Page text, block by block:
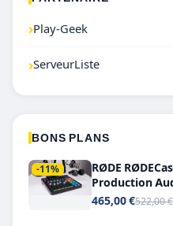
›Play-Geek
›ServeurListe
BONS PLANS
-11%
RØDE
Production
Double USB-C
465,00 €522,00 €